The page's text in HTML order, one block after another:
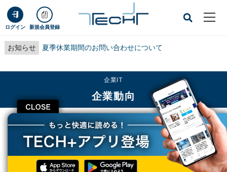
ログイン 新規会員登録
お知らせ 夏季休業期間のお問い合わせについて
CLOSE
企業IT
企業動向
TECH+ 企業IT
企業動向
"マーブル戦略"で最適なSNSを発見 - 損害保険ジャパン その1